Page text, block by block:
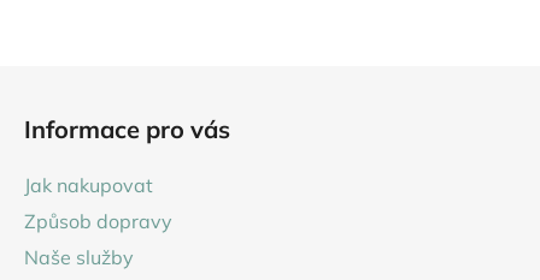
Informace pro vás
Jak nakupovat
Způsob dopravy
Naše služby